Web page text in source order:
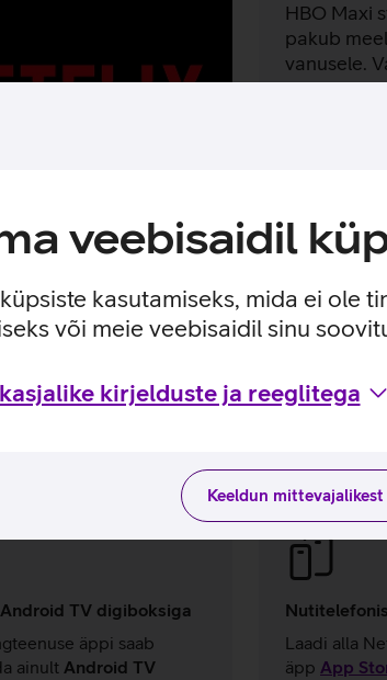
veebisaidil
kasutamiseks, mida ei ole
või meie veebisaidil sinu
kirjelduste ja reeglitega
Keeldun
HBO Maxi
pakub
vanusele.
sarju,
Maxi vaadata?
–
TV digiboksiga
äppi saab
ainult Android TV
Laadi alla
äpp App